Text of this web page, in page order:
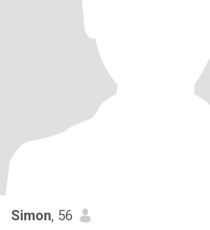
Simon, 56